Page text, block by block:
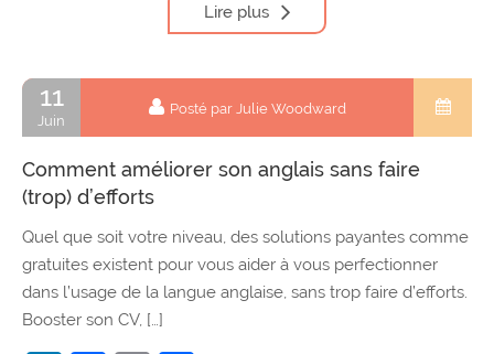
Lire plus
11
Juin
Posté par Julie Woodward
Comment améliorer son anglais sans faire
(trop) d’efforts
Quel que soit votre niveau, des solutions payantes comme
gratuites existent pour vous aider à vous perfectionner
dans l’usage de la langue anglaise, sans trop faire d’efforts.
Booster son CV, […]